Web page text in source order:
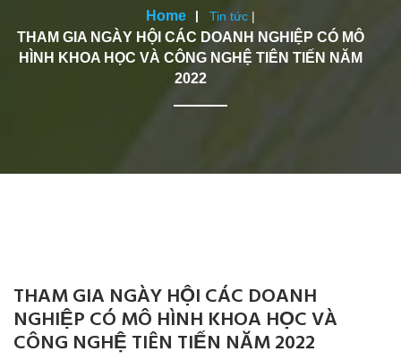
Home Tin tức |
THAM GIA NGÀY HỘI CÁC DOANH NGHIỆP CÓ MÔ
HÌNH KHOA HỌC VÀ CÔNG NGHỆ TIÊN TIẾN NĂM
2022
THAM GIA NGÀY HỘI CÁC DOANH
NGHIỆP CÓ MÔ HÌNH KHOA HỌC VÀ
CÔNG NGHỆ TIÊN TIẾN NĂM 2022